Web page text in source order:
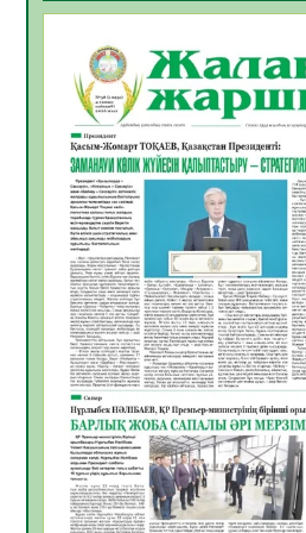
БАСТАР ЖАУАПТЫ
06.08.2026
Инфекциялық ауруларға
жұмыстарының тиімділігі
06.08.2026
Көкжөтел ауруы туралы
06.08.2026
АПВ вакцинасы туралы
06.08.2026
Open Air: Қызылорда
департаменті 20 мыңнан
көрерменнің
06.08.2026
ҚЫЗЫЛОРДАДА
ЖАРҚЫН БОЛАШАҚ»
МӘЖІЛІС ӨТТІ